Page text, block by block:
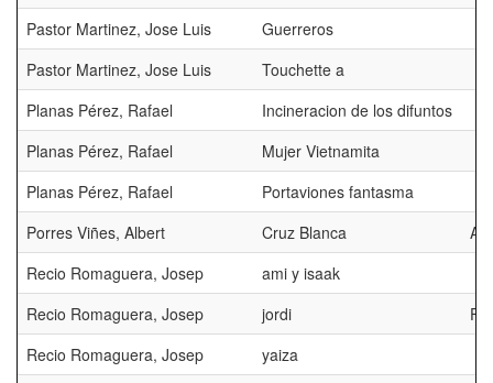
Pastor Martinez, Jose Luis
Guerreros
Pastor Martinez, Jose Luis
Touchette a
Planas Pérez, Rafael
Incineracion de los difuntos
Planas Pérez, Rafael
Mujer Vietnamita
Planas Pérez, Rafael
Portaviones fantasma
Porres Viñes, Albert
Cruz Blanca
Recio Romaguera, Josep
ami y isaak
Recio Romaguera, Josep
jordi
Recio Romaguera, Josep
yaiza